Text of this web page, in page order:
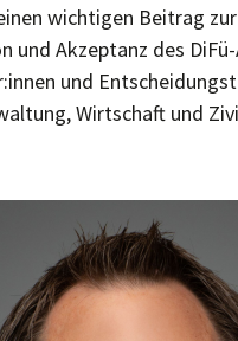
wichtigen Beitrag
und Akzeptanz des
und
Wirtschaft und